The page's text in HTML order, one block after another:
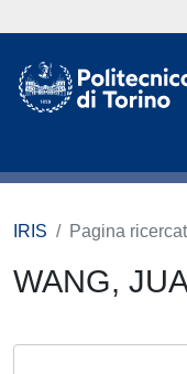
IRIS Pagina
WANG,